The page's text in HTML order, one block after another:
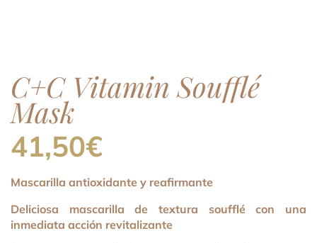
C+C Vitamin Soufflé
Mask
41,50€
Mascarilla antioxidante y reafirmante
Deliciosa mascarilla de textura soufflé con una
inmediata acción revitalizante